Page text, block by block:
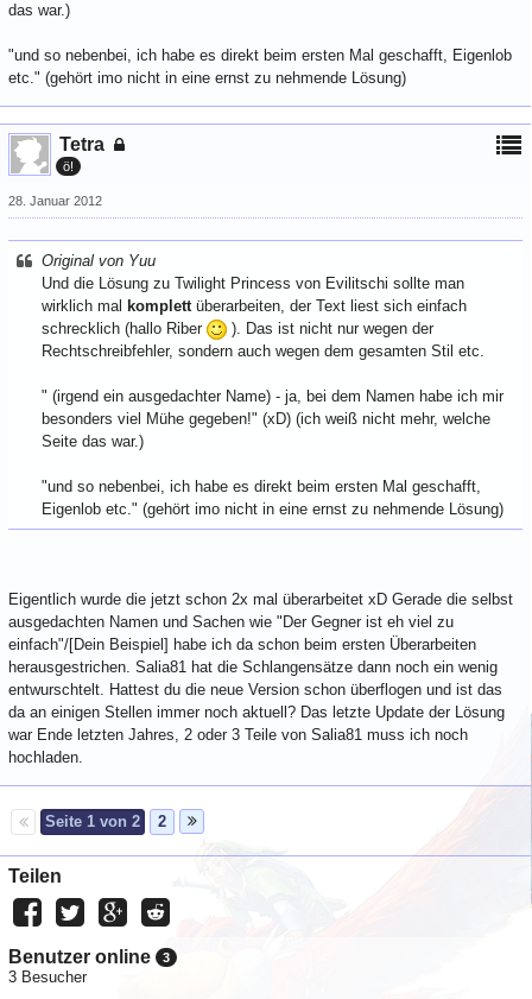
das war.)
"und so nebenbei, ich habe es direkt beim ersten Mal geschafft, Eigenlob
etc." (gehört imo nicht in eine ernst zu nehmende Lösung)
Tetra
ö!
28. Januar 2012
Original von Yuu
Und die Lösung zu Twilight Princess von Evilitschi sollte man
wirklich mal komplettüberarbeiten, der Text liest sich einfach
schrecklich (hallo Riber
). Das ist nicht nur wegen der
Rechtschreibfehler, sondern auch wegen dem gesamten Stil etc.
" (irgend ein ausgedachter Name) - ja, bei dem Namen habe ich mir
besonders viel Mühe gegeben!" (xD) (ich weiß nicht mehr, welche
Seite das war.)
"und so nebenbei, ich habe es direkt beim ersten Mal geschafft,
Eigenlob etc." (gehört imo nicht in eine ernst zu nehmende Lösung)
Eigentlich wurde die jetzt schon 2x mal überarbeitet xD Gerade die selbst
ausgedachten Namen und Sachen wie "Der Gegner ist eh viel zu
einfach"/[Dein Beispiel] habe ich da schon beim ersten Überarbeiten
herausgestrichen. Salia81 hat die Schlangensätze dann noch ein wenig
entwurschtelt. Hattest du die neue Version schon überflogen und ist das
da an einigen Stellen immer noch aktuell? Das letzte Update der Lösung
war Ende letzten Jahres, 2 oder 3 Teile von Salia81 muss ich noch
hochladen.
Seite 1 von 2 2
Teilen
Benutzer online 3
3 Besucher